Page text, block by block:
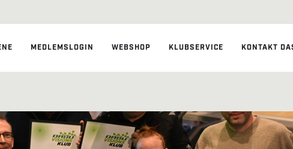
MEDLEMSLOGIN WEBSHOP KLUBSERVICE KONTAKT